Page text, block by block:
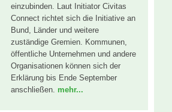
einzubinden. Laut Initiator Civitas
Connect richtet sich die Initiative an
Bund, Länder und weitere
zuständige Gremien. Kommunen,
öffentliche Unternehmen und andere
Organisationen können sich der
Erklärung bis Ende September
anschließen. mehr...